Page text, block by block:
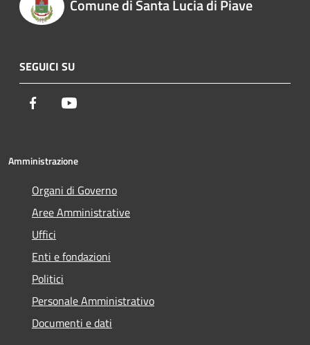
Comune di Santa Lucia di Piave
SEGUICI SU
Facebook
Amministrazione
Organi di Governo
Aree Amministrative
Uffici
Enti e fondazioni
Politici
Personale Amministrativo
Documenti e dati